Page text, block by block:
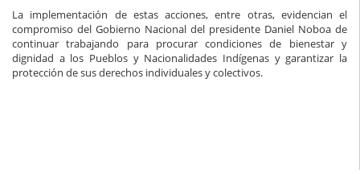
La implementación de estas acciones, entre otras, evidencian el
compromiso del Gobierno Nacional del presidente Daniel Noboa de
continuar trabajando para procurar condiciones de bienestar y
dignidad a los Pueblos y Nacionalidades Indígenas y garantizar la
protección de sus derechos individuales y colectivos.